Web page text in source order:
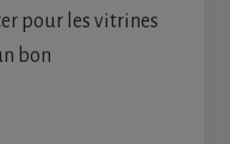
pour les vitrines
bon